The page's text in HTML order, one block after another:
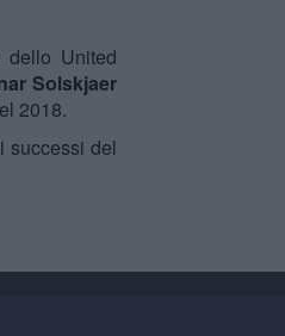
United
Solskjaer
2018.
successi del